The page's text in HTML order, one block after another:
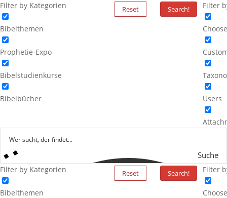
Filter by Kategorien
Bibelthemen
Prophetie-Expo
Bibelstudienkurse
Bibelbücher
Reset Search! Filter
Users
Suche
Filter by Kategorien
Bibelthemen
Reset Search! Filter